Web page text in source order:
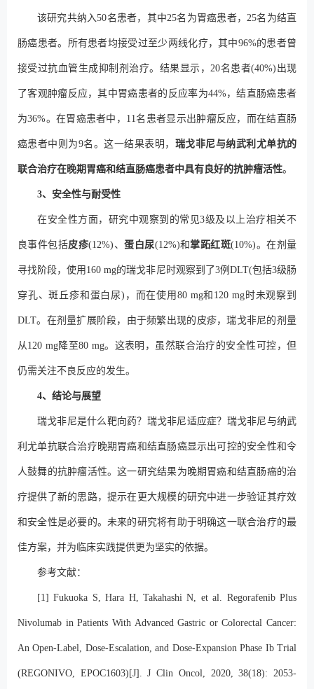
该研究共纳入50名患者，其中25名为胃癌患者，25名为结直
肠癌患者。所有患者均接受过至少两线化疗，其中96%的患者曾
接受过抗血管生成抑制剂治疗。结果显示，20名患者(40%)出现
了客观肿瘤反应，其中胃癌患者的反应率为44%，结直肠癌患者
为36%。在胃癌患者中，11名患者显示出肿瘤反应，而在结直肠
癌患者中则为9名。这一结果表明， 瑞戈非尼与纳武利尤单抗的
联合治疗在晚期胃癌和结直肠癌患者中具有良好的抗肿瘤活性。
3、安全性与耐受性
在安全性方面，研究中观察到的常见3级及以上治疗相关不
良事件包括皮疹(12%)、蛋白尿(12%)和掌跖红斑(10%)。在剂量
寻找阶段，使用160 mg的瑞戈非尼时观察到了3例DLT(包括3级肠
穿孔、斑丘疹和蛋白尿)，而在使用80 mg和120 mg时未观察到
DLT。在剂量扩展阶段，由于频繁出现的皮疹，瑞戈非尼的剂量
从120 mg降至80 mg。这表明，虽然联合治疗的安全性可控，但
仍需关注不良反应的发生。
4、结论与展望
瑞戈非尼是什么靶向药？瑞戈非尼适应症？瑞戈非尼与纳武
利尤单抗联合治疗晚期胃癌和结直肠癌显示出可控的安全性和令
人鼓舞的抗肿瘤活性。这一研究结果为晚期胃癌和结直肠癌的治
疗提供了新的思路，提示在更大规模的研究中进一步验证其疗效
和安全性是必要的。未来的研究将有助于明确这一联合治疗的最
佳方案，并为临床实践提供更为坚实的依据。
参考文献：
[1] Fukuoka S, Hara H, Takahashi N, et al. Regorafenib Plus
Nivolumab in Patients With Advanced Gastric or Colorectal Cancer:
An Open-Label, Dose-Escalation, and Dose-Expansion Phase Ib Trial
(REGONIVO, EPOC1603)[J]. J Clin Oncol, 2020, 38(18): 2053-